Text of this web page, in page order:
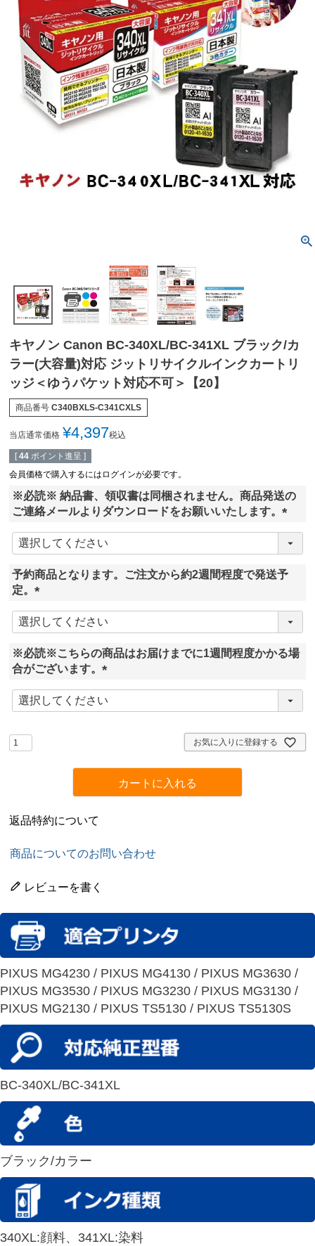
キヤノン Canon BC-340XL/BC-341XL ブラック/カ
ラー(大容量)対応 ジットリサイクルインクカートリ
ッジ＜ゆうパケット対応不可＞【20】
商品番号 C340BXLS-C341CXLS
当店通常価格 ¥4,397税込
[ 44 ポイント進呈 ]
会員価格で購入するにはログインが必要です。
※必読※ 納品書、領収書は同梱されません。商品発送の
ご連絡メールよりダウンロードをお願いいたします。
(
必
)
予約商品となります。ご注文から約2週間程度で発送予
定。
(
必
)
※必読※こちらの商品はお届けまでに1週間程度かかる場
合がございます。
(
必
お気に入りに登録する
カートに入れる
返品特約について
商品についてのお問い合わせ
レビューを書く
PIXUS MG4230 / PIXUS MG4130 / PIXUS MG3630 /
PIXUS MG3530 / PIXUS MG3230 / PIXUS MG3130 /
PIXUS MG2130 / PIXUS TS5130 / PIXUS TS5130S
BC-340XL/BC-341XL
ブラック/カラー
340XL:顔料、341XL:染料